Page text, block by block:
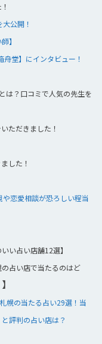
公開！
】
堂】にインタビュー！
は？口コミで人気の先生を
ただきました！
した！
や恋愛相談が恐ろしい程当
い占い店舗12選】
占い店で当たるのはど
】
札幌の当たる占い29選！当
評判の占い店は？